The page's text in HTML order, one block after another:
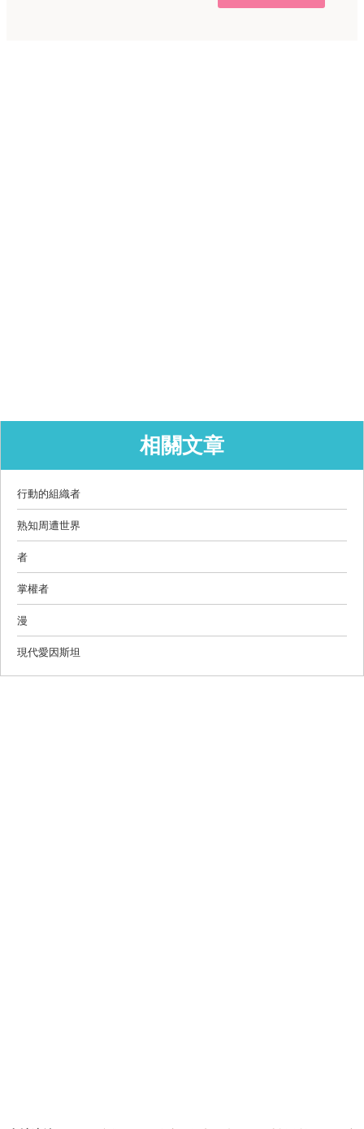
相關文章
行動的組織者
熟知周遭世界
者
掌權者
漫
現代愛因斯坦